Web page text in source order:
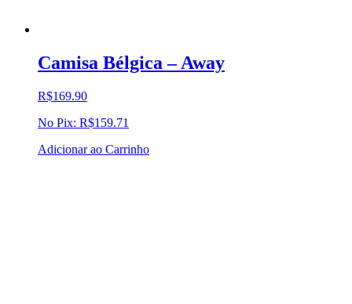
Camisa Bélgica – Away
R$169.90
No Pix: R$159.71
Adicionar ao Carrinho